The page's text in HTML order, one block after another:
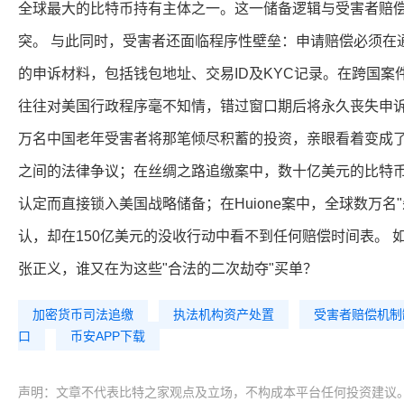
全球最大的比特币持有主体之一。这一储备逻辑与受害者赔
突。 与此同时，受害者还面临程序性壁垒：申请赔偿必须在
的申诉材料，包括钱包地址、交易ID及KYC记录。在跨国案
往往对美国行政程序毫不知情，错过窗口期后将永久丧失申
万名中国老年受害者将那笔倾尽积蓄的投资，亲眼看着变成
之间的法律争议；在丝绸之路追缴案中，数十亿美元的比特
认定而直接锁入美国战略储备；在Huione案中，全球数万名
认，却在150亿美元的没收行动中看不到任何赔偿时间表。
张正义，谁又在为这些"合法的二次劫夺"买单？
加密货币司法追缴 执法机构资产处置
受害者赔偿机
口
币安APP下载
声明：文章不代表比特之家观点及立场，不构成本平台任何投资建议